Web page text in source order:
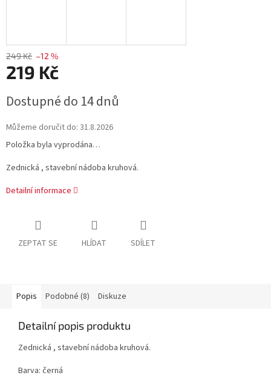
249 Kč –12 %
219 Kč
cena:
Dostupné do 14 dnů
Můžeme doručit do: 31.8.2026
Položka byla vyprodána…
Zednická , stavební nádoba kruhová.
Detailní informace
ZEPTAT SE HLÍDAT SDÍLET
Popis Podobné (8) Diskuze
Detailní popis produktu
Zednická , stavební nádoba kruhová.
Barva: černá